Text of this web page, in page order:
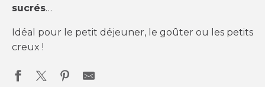
sucrés…
Idéal pour le petit déjeuner, le goûter ou les petits
creux !